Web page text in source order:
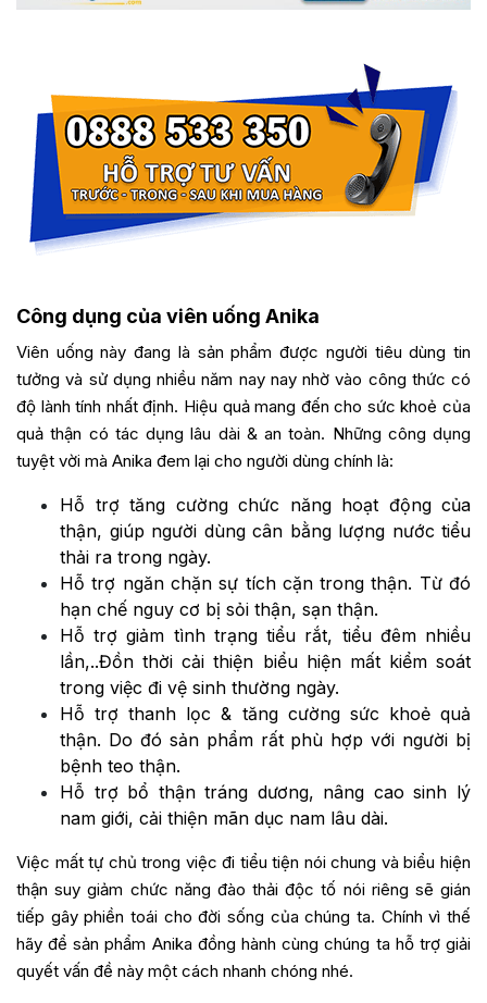
Công dụng của viên uống Anika
Viên uống này đang là sản phẩm được người tiêu dùng tin
tưởng và sử dụng nhiều năm nay nay nhờ vào công thức có
độ lành tính nhất định. Hiệu quả mang đến cho sức khoẻ của
quả thận có tác dụng lâu dài & an toàn. Những công dụng
tuyệt vời mà Anika đem lại cho người dùng chính là:
Hỗ trợ tăng cường chức năng hoạt động của
thận, giúp người dùng cân bằng lượng nước tiểu
thải ra trong ngày.
Hỗ trợ ngăn chặn sự tích cặn trong thận. Từ đó
hạn chế nguy cơ bị sỏi thận, sạn thận.
Hỗ trợ giảm tình trạng tiểu rắt, tiểu đêm nhiều
lần,..Đồn thời cải thiện biểu hiện mất kiểm soát
trong việc đi vệ sinh thường ngày.
Hỗ trợ thanh lọc & tăng cường sức khoẻ quả
thận. Do đó sản phẩm rất phù hợp với người bị
bệnh teo thận.
Hỗ trợ bổ thận tráng dương, nâng cao sinh lý
nam giới, cải thiện mãn dục nam lâu dài.
Việc mất tự chủ trong việc đi tiểu tiện nói chung và biểu hiện
thận suy giảm chức năng đào thải độc tố nói riêng sẽ gián
tiếp gây phiền toái cho đời sống của chúng ta. Chính vì thế
hãy để sản phẩm Anika đồng hành cùng chúng ta hỗ trợ giải
quyết vấn đề này một cách nhanh chóng nhé.